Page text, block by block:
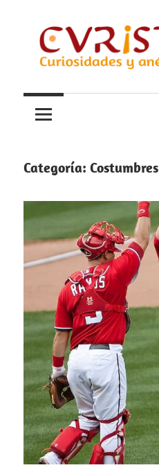
contenido
Curistoria
y
anécdotas
historia
Categoría: Costumbres